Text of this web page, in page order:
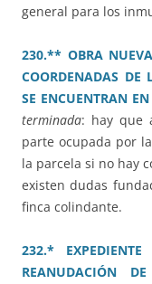
general para los
230.** OBRA
COORDENADAS DE
SE ENCUENTRAN
terminada: hay que
parte ocupada por
la parcela si no hay
existen dudas
finca colindante.
232.*
REANUDACIÓN